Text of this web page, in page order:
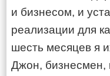
и бизнесом, и
реализации для
шесть месяцев я
Джон, бизнесмен,